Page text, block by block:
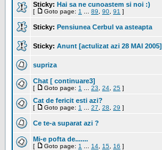
Sticky: Hai sa ne cunoastem si noi :)
[ Goto page: 1 89 90 91 ]
Sticky: Pensiunea Cerbul va asteapta
Sticky: Anunt [actulizat azi 28 MAI 2005]
supriza
Chat [ continuare3]
[ Goto page: 1 23 24 25 ]
Cat de fericit esti azi?
[ Goto page: 1 27 28 29 ]
Ce te-a suparat azi ?
Mi-e pofta de.......
[ Goto page: 1 14 15 16 ]